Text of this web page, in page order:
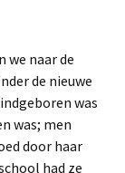
we naar de
de nieuwe
was
was; men
door haar
had ze